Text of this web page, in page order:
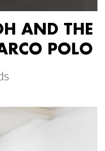
AND THE
POLO